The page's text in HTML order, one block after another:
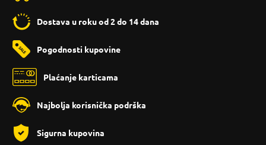
Dostava u roku od 2 do 14 dana
Pogodnosti kupovine
Plaćanje karticama
Najbolja korisnička podrška
Sigurna kupovina